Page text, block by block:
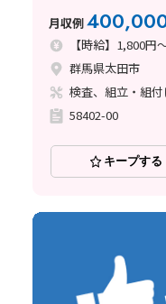
無料！即入寮OK｜
｜月収40万円以上も
月収例
【時給】1,800円
群馬県太田市
検査、組立・組
58402-00
キープする